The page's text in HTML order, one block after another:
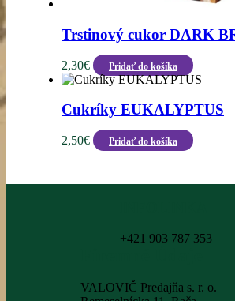
Trstinový cukor DARK
2,30€ Pridať do košíka
Cukríky EUKALYPTUS
2,50€ Pridať do košíka
+421 903 787 353
VALOVIČ Predajňa s. r. o.